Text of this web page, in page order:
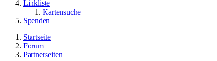
Linkliste
Kartensuche
Spenden
Startseite
Forum
Partnerseiten